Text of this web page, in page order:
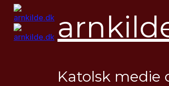
Fortsæt
indhold
Katolsk medie